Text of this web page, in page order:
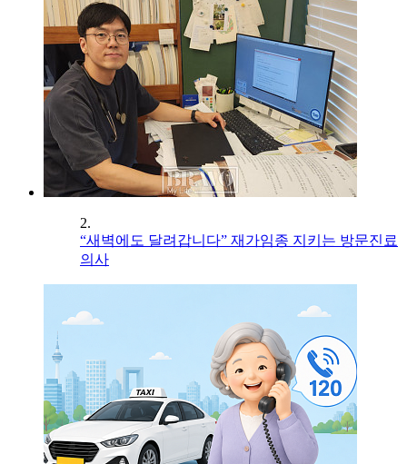
2.
“새벽에도 달려갑니다” 재가임종 지키는 방문진료
의사